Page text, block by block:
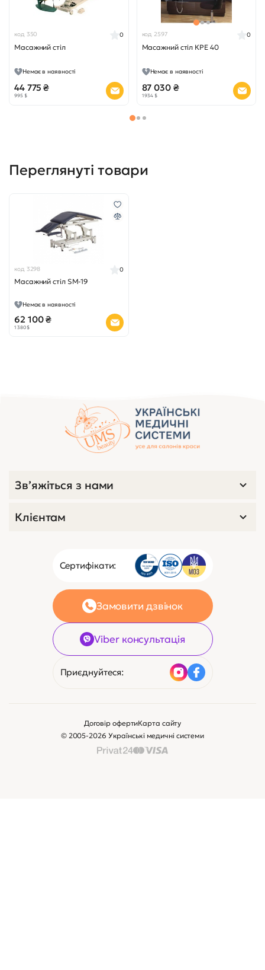
код 350
Масажний стіл
0
Немає в наявності
44 775 ₴
995 $
код 2597
Масажний стіл КРЕ 40
0
Немає в наявності
87 030 ₴
1 934 $
Переглянуті товари
код 3298
Масажний стіл SM-19
0
Немає в наявності
62 100 ₴
1 380 $
Сертифікати:
Замовити дзвінок
Viber консультація
Приєднуйтеся:
Зв’яжіться з нами
Клієнтам
© 2005-2026 Українські медичні системи
Договір офертиКарта сайту